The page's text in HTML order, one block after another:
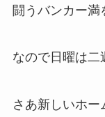
闘うバンカー満
なので日曜は二
さあ新しいホ